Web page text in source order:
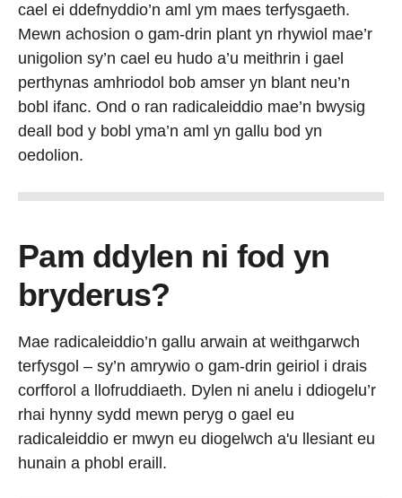
cael ei ddefnyddio’n aml ym maes terfysgaeth.
Mewn achosion o gam-drin plant yn rhywiol mae’r
unigolion sy’n cael eu hudo a’u meithrin i gael
perthynas amhriodol bob amser yn blant neu’n
bobl ifanc. Ond o ran radicaleiddio mae’n bwysig
deall bod y bobl yma’n aml yn gallu bod yn
oedolion.
Pam ddylen ni fod yn
bryderus?
Mae radicaleiddio’n gallu arwain at weithgarwch
terfysgol – sy’n amrywio o gam-drin geiriol i drais
corfforol a llofruddiaeth. Dylen ni anelu i ddiogelu’r
rhai hynny sydd mewn peryg o gael eu
radicaleiddio er mwyn eu diogelwch a'u llesiant eu
hunain a phobl eraill.